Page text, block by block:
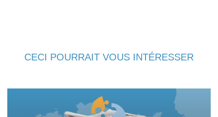
CECI POURRAIT VOUS INTÉRESSER